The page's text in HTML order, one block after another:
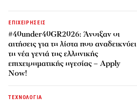
ΕΠΙΧΕΙΡΗΣΕΙΣ
#40under40GR2026: Άνοιξαν οι
αιτήσεις για τη λίστα που αναδεικνύει
τη νέα γενιά της ελληνικής
επιχειρηματικής ηγεσίας – Apply
Now!
ΤΕΧΝΟΛΟΓΙΑ